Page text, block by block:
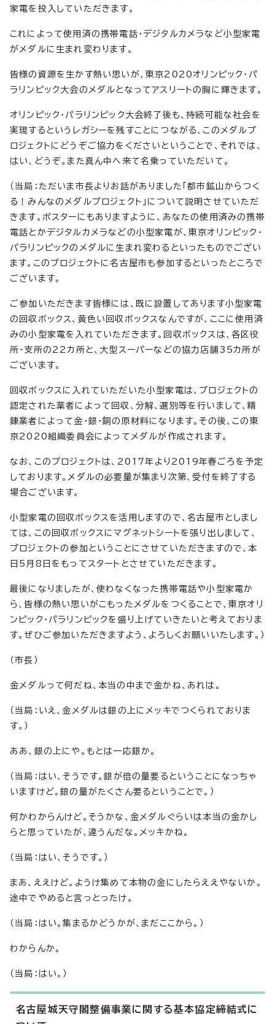
家電を投入していただきます。
これによって使用済の携帯電話・デジタルカメラなど小型家電
がメダルに生まれ変わります。
皆様の資源を生かす熱い思いが、東京2020オリンピック・パ
ラリンピック大会のメダルとなってアスリートの胸に輝きます。
オリンピック・パラリンピック大会終了後も、持続可能な社会を
実現するというレガシーを残すことにつながる、このメダルプ
ロジェクトにどうぞご協力をくださいということで、それでは、
はい、どうぞ。また真ん中へ来て名乗っていただいて。
（当局：ただいま市長よりお話がありました「都市鉱山からつく
る！みんなのメダルプロジェクト」について説明させていただ
きます。ポスターにもありますように、あなたの使用済みの携帯
電話とかデジタルカメラなどの小型家電が、東京オリンピック・
パラリンピックのメダルに生まれ変わるといったものでござい
ます。このプロジェクトに名古屋市も参加するといったところで
ございます。
ご参加いただきます皆様には、既に設置してあります小型家電
の回収ボックス、黄色い回収ボックスなんですが、ここに使用済
みの小型家電を入れていただきます。回収ボックスは、各区役
所・支所の22カ所と、大型スーパーなどの協力店舗35カ所が
ございます。
回収ボックスに入れていただいた小型家電は、プロジェクトの
認定された業者によって回収、分解、選別等を行いまして、精
錬業者によって金・銀・銅の原材料になります。その後、この東
京2020組織委員会によってメダルが作成されます。
なお、このプロジェクトは、2017年より2019年春ごろを予定
しております。メダルの必要量が集まり次第、受付を終了する
場合ございます。
小型家電の回収ボックスを活用しますので、名古屋市としまし
ては、この回収ボックスにマグネットシートを張り出しまして、
プロジェクトの参加ということにさせていただきますので、本
日5月8日をもってスタートとさせていただきます。
最後になりましたが、使わなくなった携帯電話や小型家電か
ら、皆様の熱い思いがこもったメダルをつくることで、東京オリ
ンピック・パラリンピックを盛り上げていきたいと考えておりま
す。ぜひご参加いただきますよう、よろしくお願いいたします。）
（市長）
金メダルって何だね、本当の中まで金かね、あれは。
（当局：いえ、金メダルは銀の上にメッキでつくられておりま
す。）
ああ、銀の上にや。もとは一応銀か。
（当局：はい、そうです。銀が倍の量要るということになっちゃ
いますけど。銀の量がたくさん要るということで。）
何かわからんけど。そうかな、金メダルぐらいは本当の金かし
らと思っていたが、違うんだな。メッキかね。
（当局：はい、そうです。）
まあ、ええけど。ようけ集めて本物の金にしたらええやないか。
途中でやめると言っとったけ。
（当局：はい。集まるかどうかが、まだここから。）
わからんか。
（当局：はい。）
名古屋城天守閣整備事業に関する基本協定締結式に